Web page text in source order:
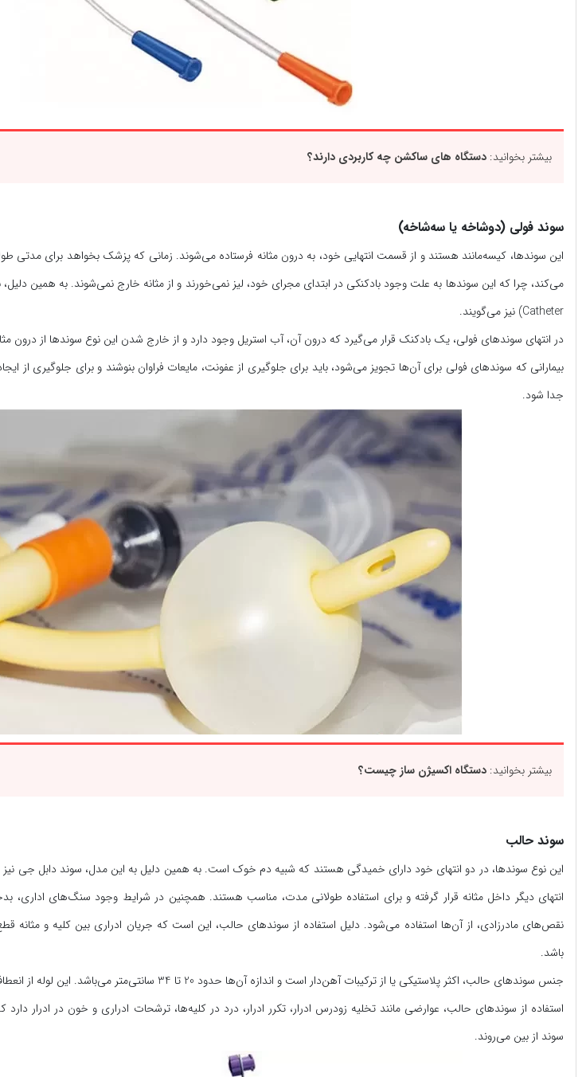
بیشتر بخوانید: دستگاه‌ های ساکشن چه کاربردی دارند؟
سوند فولی (دوشاخه یا سه‌شاخه)
این سوندها، کیسه‌مانند هستند و از قسمت انتهایی خود، به درون مثانه فرستاده می‌شوند. زمانی که پزشک بخواهد برای مدتی
Catheter) نیز می‌گویند.
در انتهای سوندهای فولی، یک بادکنک قرار می‌گیرد که درون آن، آب استریل وجود دارد و از خارج شدن این نوع سوندها از درون
بیمارانی که سوندهای فولی برای آن‌ها تجویز می‌شود، باید برای جلوگیری از عفونت، مایعات فراوان بنوشند و برای جلوگیری از ایجاد
جدا شود.
بیشتر بخوانید: دستگاه اکسیژن‌ ساز چیست؟
سوند حالب
این نوع سوندها، در دو انتهای خود دارای خمیدگی هستند که شبیه دم خوک است. به همین دلیل به این مدل، سوند دابل جی
انتهای دیگر داخل مثانه قرار گرفته و برای استفاده طولانی مدت، مناسب هستند. همچنین در شرایط وجود سنگ‌های اداری،
نقص‌های مادرزادی، از آن‌ها استفاده می‌شود. دلیل استفاده از سوندهای حالب، این است که جریان ادراری بین کلیه و مثانه
باشد.
جنس سوندهای حالب، اکثر پلاستیکی یا از ترکیبات آهن‌دار است و اندازه آن‌ها حدود 20 تا 34 سانتی‌متر می‌باشد. این لوله از انعطاف‌پذیری کاملی برخوردار است.
استفاده از سوندهای حالب، عوارضی مانند تخلیه زودرس ادرار، تکرر ادرار، درد در کلیه‌ها، ترشحات ادراری و خون در ادرار
سوند از بین می‌روند.